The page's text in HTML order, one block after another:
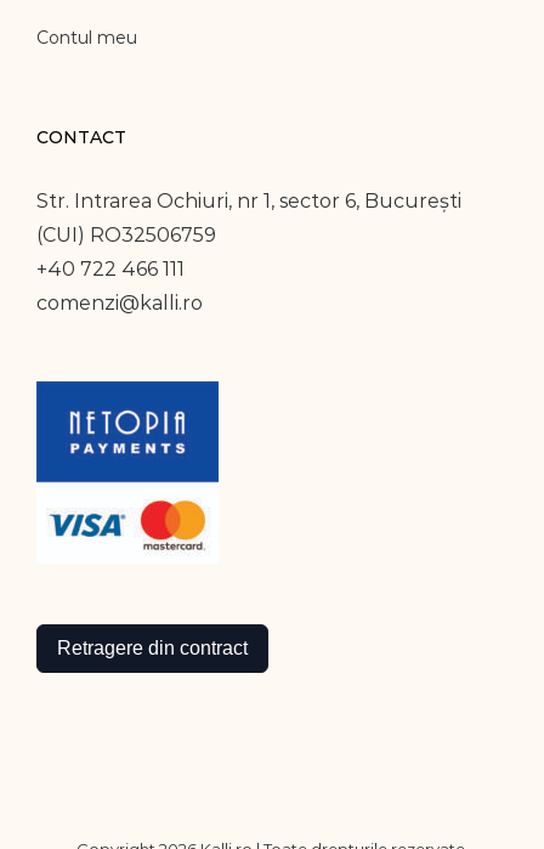
Contul meu
CONTACT
Str. Intrarea Ochiuri, nr 1, sector 6, București
(CUI) RO32506759
+40 722 466 111
comenzi@kalli.ro
Retragere din contract